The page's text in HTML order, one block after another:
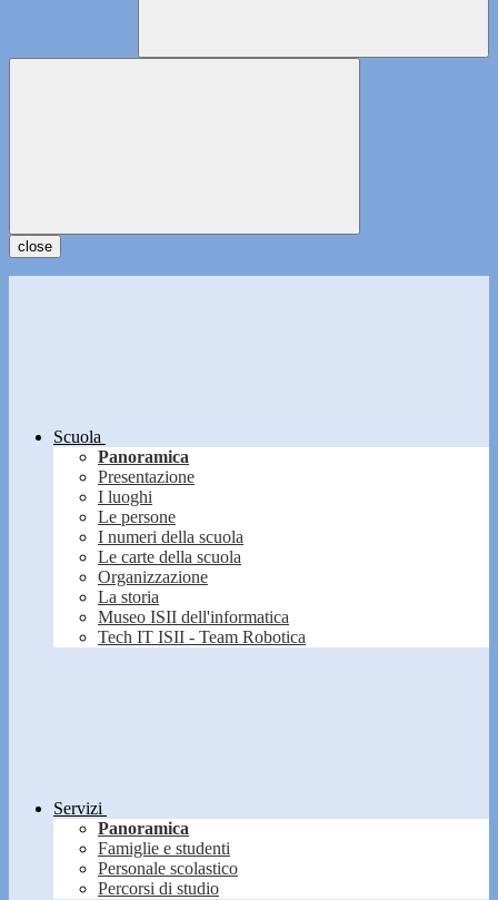
close
Scuola
Panoramica
Presentazione
I luoghi
Le persone
I numeri della scuola
Le carte della scuola
Organizzazione
La storia
Museo ISII dell'informatica
Tech IT ISII - Team Robotica
Servizi
Panoramica
Famiglie e studenti
Personale scolastico
Percorsi di studio